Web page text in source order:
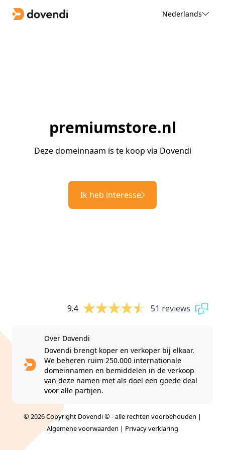
Nederlands
premiumstore.nl
Deze domeinnaam is te koop via Dovendi
Ik heb interesse
9.4 51 reviews
Over Dovendi
Dovendi brengt koper en verkoper bij elkaar.
We beheren ruim 250.000 internationale
domeinnamen en bemiddelen in de verkoop
van deze namen met als doel een goede deal
voor alle partijen.
© 2026 Copyright Dovendi © - alle rechten voorbehouden |
Algemene voorwaarden | Privacy verklaring